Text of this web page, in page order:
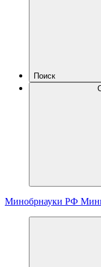
Поиск
Минобрнауки РФ